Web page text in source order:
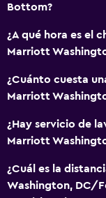
Bottom?
¿A qué hora es el
Marriott
¿Cuánto cuesta
Marriott
¿Hay servicio de
Marriott
¿Cuál es la
Washington, DC/